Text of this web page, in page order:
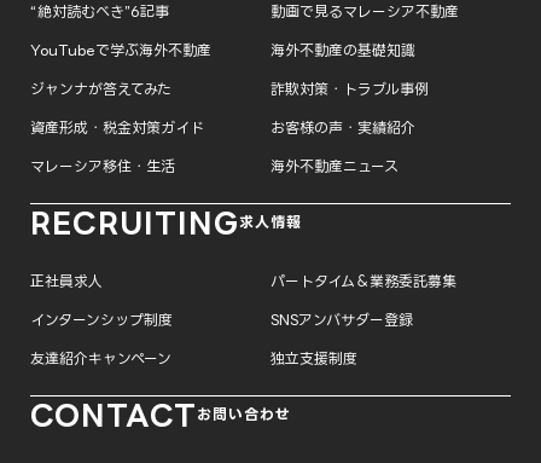
“絶対読むべき”6記事 動画で見るマレーシア不動産
YouTubeで学ぶ海外不動産 海外不動産の基礎知識
ジャンナが答えてみた 詐欺対策・トラブル事例
資産形成・税金対策ガイド お客様の声・実績紹介
マレーシア移住・生活 海外不動産ニュース
求人情報
RECRUITING
正社員求人 パートタイム＆業務委託募集
インターンシップ制度 SNSアンバサダー登録
友達紹介キャンペーン 独立支援制度
お問い合わせ
CONTACT